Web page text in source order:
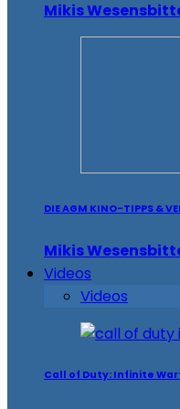
Mikis
DIE AGM KINO-TIPPS &
Mikis
Videos
Videos
Call of Duty: Infinite